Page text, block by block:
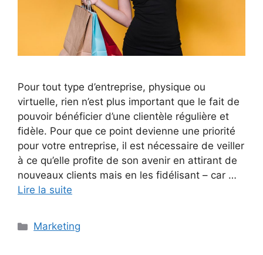
Pour tout type d’entreprise, physique ou
virtuelle, rien n’est plus important que le fait de
pouvoir bénéficier d’une clientèle régulière et
fidèle. Pour que ce point devienne une priorité
pour votre entreprise, il est nécessaire de veiller
à ce qu’elle profite de son avenir en attirant de
nouveaux clients mais en les fidélisant – car …
Lire la suite
Catégories
Marketing